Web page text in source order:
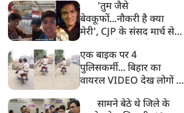
'तुम जैसे
बेवकूफों...नौकरी है क्या
मेरी', CJP के संसद मार्च से
के सवाल पर मिला ये जवाब!
एक बाइक पर 4
पुलिसकर्मी... बिहार का
वायरल VIDEO देख लोगों ने
चालान?सामने बेठे थे जिले के